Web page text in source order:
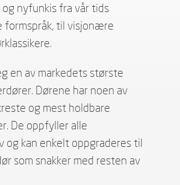
nyfunkis fra vår tids
formspråk, til visjonære
en av markedets største
Dørene har noen av
og mest holdbare
De oppfyller alle
og kan enkelt oppgraderes til
som snakker med resten av